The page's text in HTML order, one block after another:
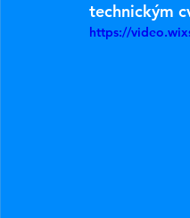
technickým
https://